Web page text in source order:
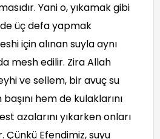
Yani o, yıkamak gibi
üç defa yapmak
için alınan suyla aynı
mesh edilir. Zira Allah
ve sellem, bir avuç su
hem de kulaklarını
azalarını yıkarken onları
Efendimiz, suyu